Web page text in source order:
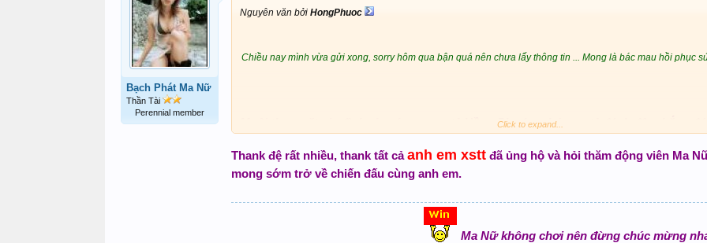
Bạch Phát Ma Nữ
Thần Tài
Perennial member
Nguyên văn bởi HongPhuoc
Chiều nay mình vừa gửi xong, sorry hôm qua bận quá nên chưa lấy thông tin ... Mong là bác mau hồi phục
Muội thay mặt gia đình xin cám ơn sư tỷ Hồng Phước, chúc sư tỷ đánh đâu thắng
Chào tỷ ! "Chúc toàn thể anh em luôn luôn BIGWIN".
68.968 của Ma Sô rớt, tối không theo lại ra quá tiếc. Tối miền Bắc đệ lại núp lùm bắn
Xiên 25 - 04 có cả. Câu nói của Tỷ đã đem lại nguồn ánh sáng cho Đệ cho ACE
"Mong là bác mau hồi phục sức khỏe"
Xin Lỗi đã mượn câu nói này
chúc Bác.Sáng mai đệ gửi. chúc tỷ khỏe mau về với ACE SXTT.
Click to expand...
Thank đệ rất nhiều, thank tất cảanh em xstt đã ủng hộ và hỏi thăm động viên Ma
mong sớm trở về chiến đấu cùng anh em.
Ma Nữ không chơi nên đừng chúc mừng